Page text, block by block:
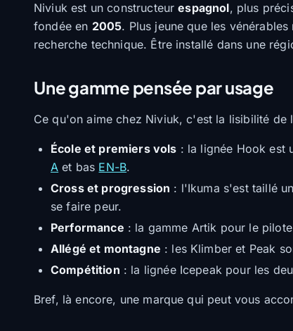
Niviuk est un constructeurespagnol, plus
fondée en 2005. Plus jeune que les
recherche technique. Être installé dans une
Une gamme pensée par usage
Ce qu'on aime chez Niviuk, c'est la lisibilité de
École et premiers vols : la lignée Hook est
A et bas EN-B.
Cross et progression : l'Ikuma s'est taillé
se faire peur.
Performance : la gamme Artik pour le
Allégé et montagne : les Klimber et Peak
Compétition : la lignée Icepeak pour les
Bref, là encore, une marque qui peut vous